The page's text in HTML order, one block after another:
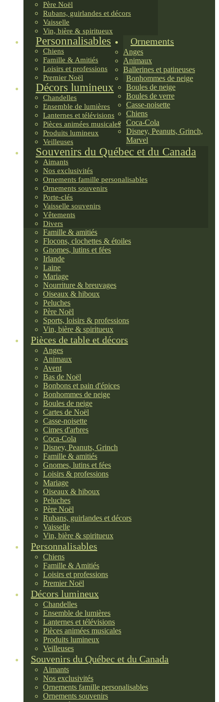
Père Noël
Rubans, guirlandes et décors
Vaisselle
Vin, bière & spiritueux
Personnalisables
Chiens
Famille & Amitiés
Loisirs et professions
Premier Noël
Décors lumineux
Chandelles
Ensemble de lumières
Lanternes et télévisions
Pièces animées musicales
Produits lumineux
Veilleuses
Souvenirs du Québec et du Canada
Aimants
Nos exclusivités
Ornements famille personalisables
Ornements souvenirs
Porte-clés
Vaisselle souvenirs
Vêtements
Divers
Ornements
Anges
Animaux
Ballerines et patineuses
Bonhommes de neige
Boules de neige
Boules de verre
Casse-noisette
Chiens
Coca-Cola
Disney, Peanuts, Grinch,
Marvel
Famille & amitiés
Flocons, clochettes & étoiles
Gnomes, lutins et fées
Irlande
Laine
Mariage
Nourriture & breuvages
Oiseaux & hiboux
Peluches
Père Noël
Sports, loisirs & professions
Vin, bière & spiritueux
Pièces de table et décors
Anges
Animaux
Avent
Bas de Noël
Bonbons et pain d'épices
Bonhommes de neige
Boules de neige
Cartes de Noël
Casse-noisette
Cimes d'arbres
Coca-Cola
Disney, Peanuts, Grinch
Famille & amitiés
Gnomes, lutins et fées
Loisirs & professions
Mariage
Oiseaux & hiboux
Peluches
Père Noël
Rubans, guirlandes et décors
Vaisselle
Vin, bière & spiritueux
Personnalisables
Chiens
Famille & Amitiés
Loisirs et professions
Premier Noël
Décors lumineux
Chandelles
Ensemble de lumières
Lanternes et télévisions
Pièces animées musicales
Produits lumineux
Veilleuses
Souvenirs du Québec et du Canada
Aimants
Nos exclusivités
Ornements famille personalisables
Ornements souvenirs